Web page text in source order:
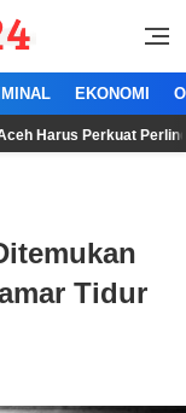
EKONOMI
Perlindungan
Tidur